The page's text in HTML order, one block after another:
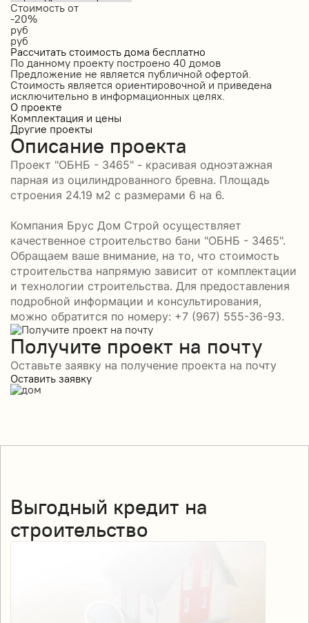
Стоимость от
-20%
руб
руб
Рассчитать стоимость дома бесплатно
По данному проекту построено 40 домов
Предложение не является публичной офертой.
Стоимость является ориентировочной и приведена
исключительно в информационных целях.
О проекте
Комплектация и цены
Другие проекты
Описание проекта
Проект "ОБНБ - 3465" - красивая одноэтажная
парная из оцилиндрованного бревна. Площадь
строения 24.19 м2 с размерами 6 на 6.
Компания Брус Дом Строй осуществляет
качественное строительство бани "ОБНБ - 3465".
Обращаем ваше внимание, на то, что стоимость
строительства напрямую зависит от комплектации
и технологии строительства. Для предоставления
подробной информации и консультирования,
можно обратится по номеру: +7 (967) 555-36-93.
Получите проект на почту
Оставьте заявку на получение проекта на почту
Оставить заявку
Выгодный кредит на
строительство